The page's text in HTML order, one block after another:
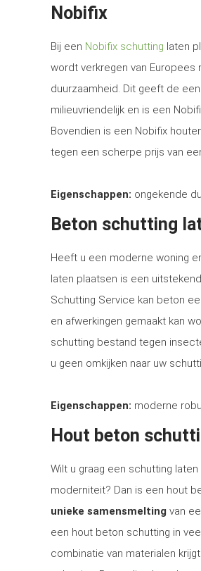
Nobifix
Bij een Nobifix schutting laten
wordt verkregen van
duurzaamheid. Dit geeft de
milieuvriendelijk en is een
Bovendien is een Nobifix
tegen een scherpe prijs van
Eigenschappen: ongekende
Beton schutting
Heeft u een moderne woning
laten plaatsen is een
Schutting Service kan beton
en afwerkingen gemaakt kan
schutting bestand tegen
u geen omkijken naar uw
Eigenschappen: moderne
Hout beton
Wilt u graag een schutting
moderniteit? Dan is een hout
unieke samensmelting van
een hout beton schutting in
combinatie van materialen